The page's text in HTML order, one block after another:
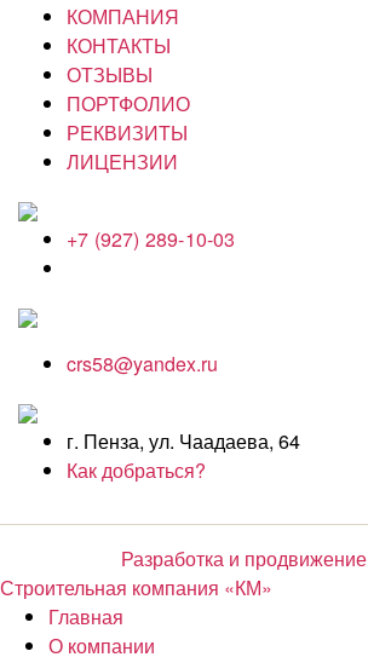
КОМПАНИЯ
КОНТАКТЫ
ОТЗЫВЫ
ПОРТФОЛИО
РЕКВИЗИТЫ
ЛИЦЕНЗИИ
+7 (927) 289-10-03
crs58@yandex.ru
г. Пенза, ул. Чаадаева, 64
Как добраться?
Разработка и
Строительная компания «КМ»
Главная
О компании